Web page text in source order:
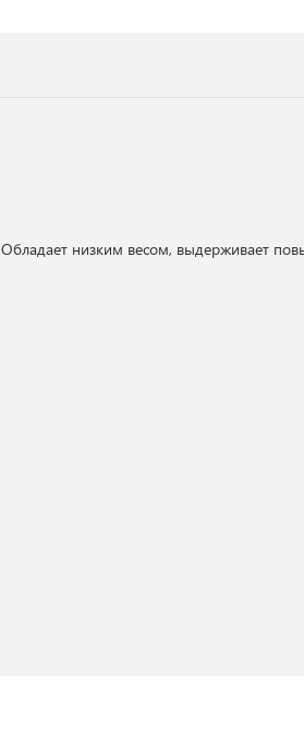
низким весом, выдерживает